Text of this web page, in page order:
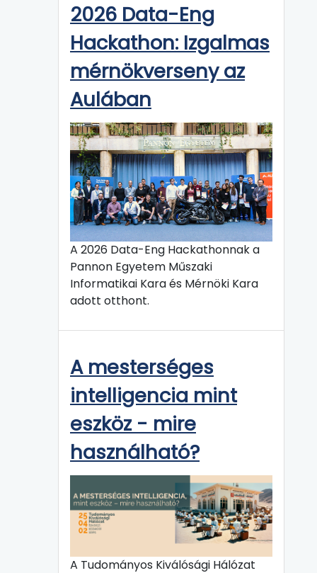
2026 Data-Eng
Hackathon: Izgalmas
mérnökverseny az
Aulában
A 2026 Data-Eng Hackathonnak a
Pannon Egyetem Műszaki
Informatikai Kara és Mérnöki Kara
adott otthont.
A mesterséges
intelligencia mint
eszköz - mire
használható?
A Tudományos Kiválósági Hálózat